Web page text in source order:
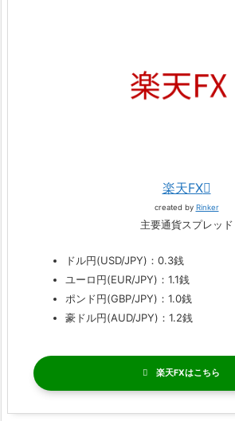
楽天FX
created by Rinker
主要通貨スプレッド
ドル円(USD/JPY)：0.3銭
ユーロ円(EUR/JPY)：1.1銭
ポンド円(GBP/JPY)：1.0銭
豪ドル円(AUD/JPY)：1.2銭
楽天FX